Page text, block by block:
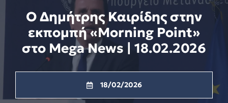
Ο Δημήτρης Καιρίδης στην
εκπομπή «Morning Point»
στο Mega News | 18.02.2026
18/02/2026